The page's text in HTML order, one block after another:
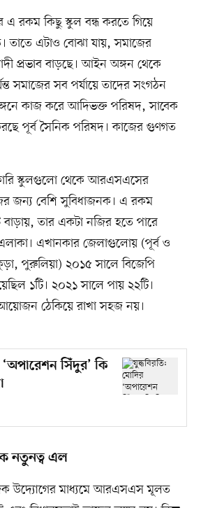
রকম কিছু স্কুল বন্ধ করতে গিয়ে
তাতে এটাও বোঝা যায়, সমাজের
প্রভাব বাড়ছে। আইন অঙ্গন থেকে
সমাজের সব পর্যায়ে তাদের সংগঠন
কাজ করে আদিভক্ত পরিষদ, সাবেক
পূর্ব সৈনিক পরিষদ। কাজের গুণগত
স্কুলগুলো থেকে আরএসএসের
জন্য বেশি সুবিধাজনক। এ রকম
তার একটা নজির হতে পারে
এলাকা। এখানকার জেলাগুলোয় (পূর্ব ও
পুরুলিয়া) ২০১৫ সালে বিজেপি
১টি। ২০২১ সালে পায় ২২টি।
ঠেকিয়ে রাখা সহজ নয়।
সিঁদুর’ কি
নতুনত্ব এল
উদ্যোগের মাধ্যমে আরএসএস মূলত